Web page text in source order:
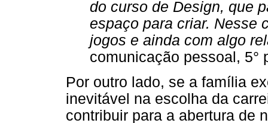
do curso de Design, que
espaço para criar. Nesse
jogos e ainda com algo
comunicação pessoal, 5°
Por outro lado, se a família
inevitável na escolha da
contribuir para a abertura de